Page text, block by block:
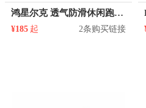
鸿星尔克 透气防滑休闲跑鞋 51119314221
¥185 起 2条购买链接